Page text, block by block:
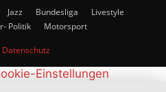
Jazz Bundesliga
Livestyle
Politik Motorsport
Datenschutz
Einstellungen